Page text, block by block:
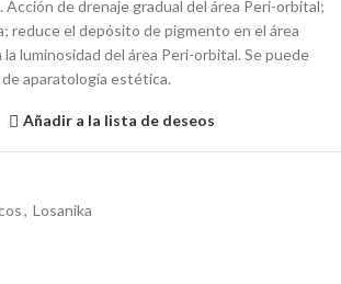
Acción de drenaje gradual del área Peri-orbital;
reduce el depósito de pigmento en el área
luminosidad del área Peri-orbital. Se puede
aparatología estética.
Añadir a la lista de deseos
, Losanika